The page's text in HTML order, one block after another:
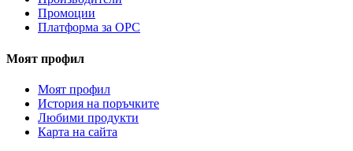
Промоции
Платформа за ОРС
Моят профил
Моят профил
История на поръчките
Любими продукти
Карта на сайта